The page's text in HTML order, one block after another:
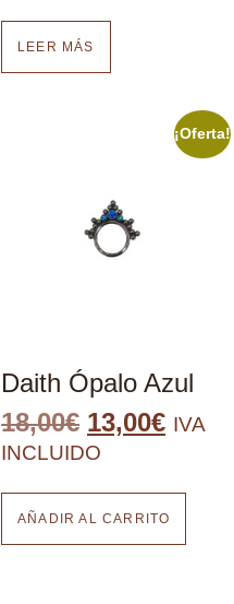
LEER MÁS
¡Oferta!
Daith Ópalo Azul
18,00€ 13,00€ IVA
INCLUIDO
AÑADIR AL CARRITO